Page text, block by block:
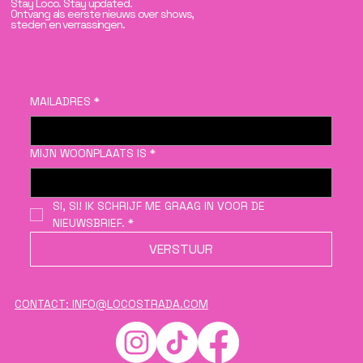
Ontvang als eerste nieuws over shows,
steden en verrassingen.
MAILADRES *
MIJN WOONPLAATS IS *
SI, SI! IK SCHRIJF ME GRAAG IN VOOR DE
NIEUWSBRIEF. *
VERSTUUR
CONTACT: INFO@LOCOSTRADA.COM